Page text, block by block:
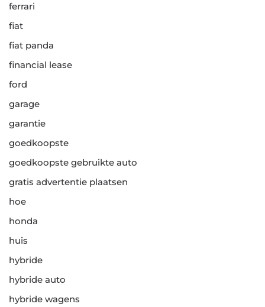
ferrari
fiat
fiat panda
financial lease
ford
garage
garantie
goedkoopste
goedkoopste gebruikte auto
gratis advertentie plaatsen
hoe
honda
huis
hybride
hybride auto
hybride wagens